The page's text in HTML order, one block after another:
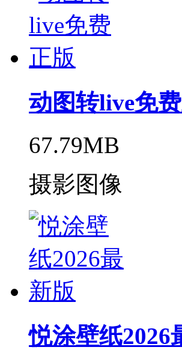
动图转live免
67.79MB
摄影图像
悦涂壁纸2026